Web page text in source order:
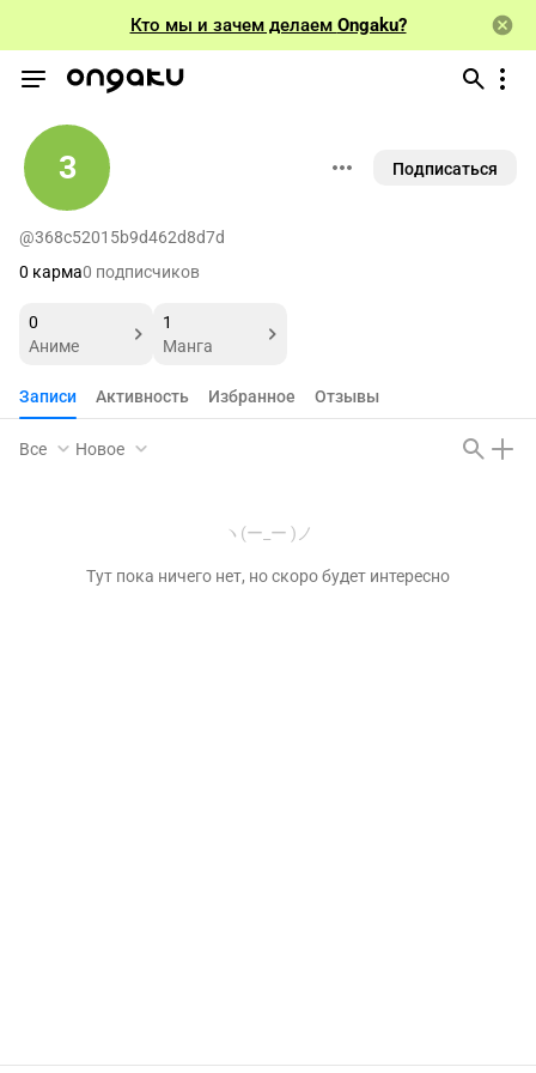
Кто мы и зачем делаем Ongaku?
3 Подписаться
@368c52015b9d462d8d7d
0 карма0 подписчиков
0
Аниме
1
Манга
Записи Активность Избранное Отзывы
Все Новое
ヽ(ー_ー )ノ
Тут пока ничего нет, но скоро будет интересно